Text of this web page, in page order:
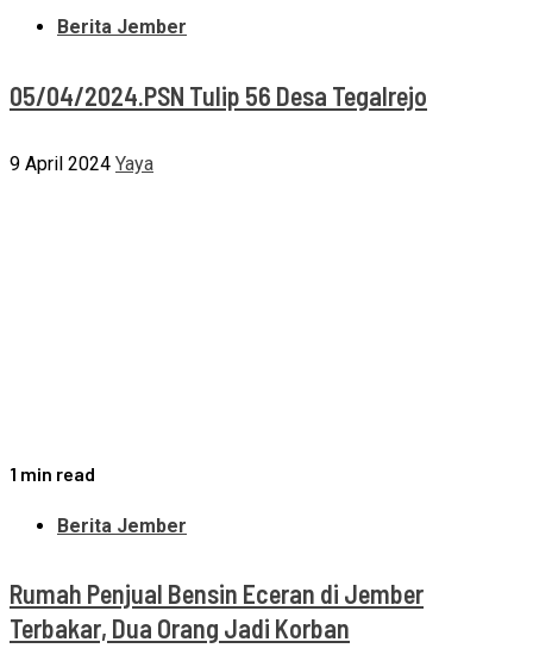
Berita Jember
05/04/2024.PSN Tulip 56 Desa Tegalrejo
9 April 2024 Yaya
1 min read
Berita Jember
Rumah Penjual Bensin Eceran di Jember
Terbakar, Dua Orang Jadi Korban